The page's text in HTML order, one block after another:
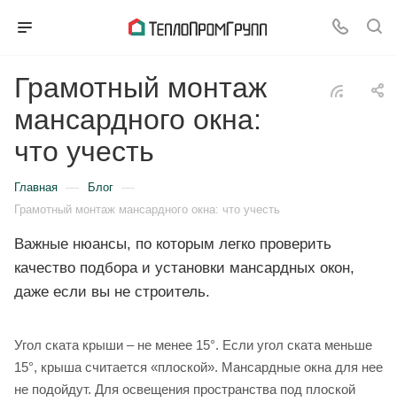
Грамотный монтаж
мансардного окна:
что учесть
Главная — Блог —
Грамотный монтаж мансардного окна: что учесть
Важные нюансы, по которым легко проверить
качество подбора и установки мансардных окон,
даже если вы не строитель.
Угол ската крыши – не менее 15°. Если угол ската меньше
15°, крыша считается «плоской». Мансардные окна для нее
не подойдут. Для освещения пространства под плоской